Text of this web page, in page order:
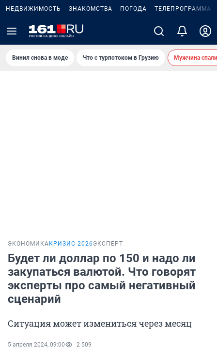
НЕДВИЖИМОСТЬ ЗНАКОМСТВА ПОГОДА ТЕЛЕПРОГРАММА
Винил снова в моде Что с турпотоком в Грузию Мужчина
ЭКОНОМИКА КРИЗИС-2026ЭКСПЕРТ
Будет ли доллар по 150 и надо ли
закупаться валютой. Что говорят
эксперты про самый негативный
сценарий
Ситуация может измениться через месяц
5 апреля 2024, 09:00 2 509